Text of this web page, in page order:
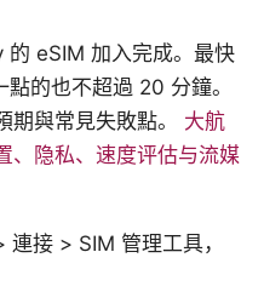
eSIM 加入完成。最快
的也不超過 20 分鐘。
期與常見失敗點。 大航
、隐私、速度评估与流媒
接 > SIM 管理工具，